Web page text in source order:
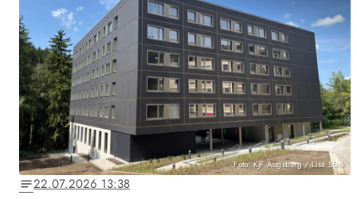
Foto: KJF Augsburg / Lisa Stark
notes22.07.2026 13:38